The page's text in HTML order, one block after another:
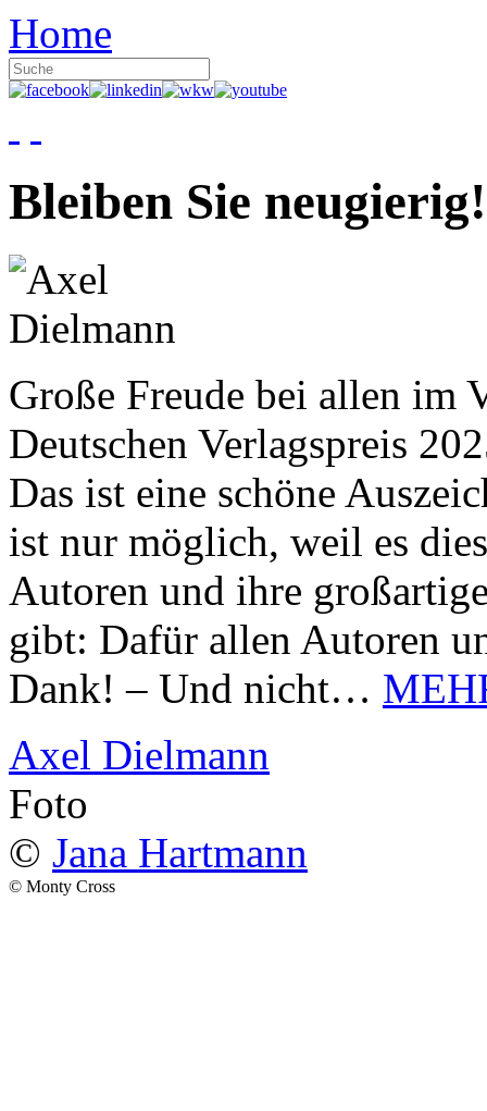
Home
Bleiben Sie neugierig!
Große Freude bei allen im
Deutschen Verlagspreis
Das ist eine schöne
ist nur möglich, weil es
Autoren und ihre
gibt: Dafür allen Autoren
Dank! – Und nicht…
Axel Dielmann
Foto
© Jana Hartmann
© Monty Cross